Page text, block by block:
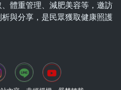
體重管理、減肥美容等，邀訪
與分享，是民眾獲取健康照護